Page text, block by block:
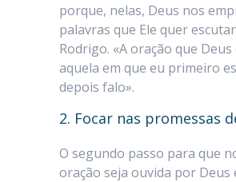
porque, nelas, Deus nos
palavras que Ele quer
Rodrigo. «A oração que Deus
aquela em que eu primeiro
depois falo».
2. Focar nas promessas
O segundo passo para que
oração seja ouvida por Deus